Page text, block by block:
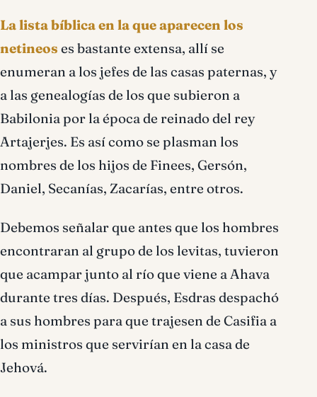
La lista bíblica en la que aparecen los
netineos es bastante extensa, allí se
enumeran a los jefes de las casas paternas, y
a las genealogías de los que subieron a
Babilonia por la época de reinado del rey
Artajerjes. Es así como se plasman los
nombres de los hijos de Finees, Gersón,
Daniel, Secanías, Zacarías, entre otros.
Debemos señalar que antes que los hombres
encontraran al grupo de los levitas, tuvieron
que acampar junto al río que viene a Ahava
durante tres días. Después, Esdras despachó
a sus hombres para que trajesen de Casifia a
los ministros que servirían en la casa de
Jehová.